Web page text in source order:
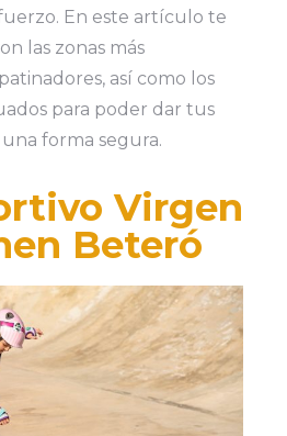
En este artículo te
las zonas más
así como los
para poder dar tus
forma segura.
Virgen
Beteró